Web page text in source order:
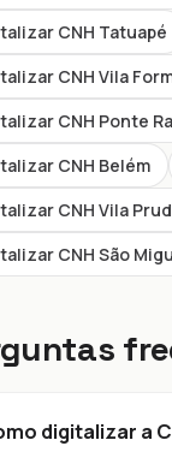
CNH Tatuapé
CNH Vila
CNH Ponte
CNH Belém
CNH Vila
CNH São
digitalizar a